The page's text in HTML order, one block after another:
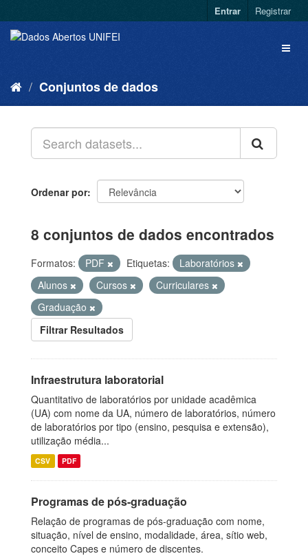
Entrar Registrar
Conjuntos de dados
Ordenar por
8 conjuntos de dados encontrados
Formatos: PDF Etiquetas:
Laboratórios
Alunos
Cursos
Curriculares
Graduação
Filtrar Resultados
Infraestrutura laboratorial
Quantitativo de laboratórios por unidade acadêmica
(UA) com nome da UA, número de laboratórios, número
de laboratórios por tipo (ensino, pesquisa e extensão),
utilização média...
CSV PDF
Programas de pós-graduação
Relação de programas de pós-graduação com nome,
situação, nível de ensino, modalidade, área, sítio web,
conceito Capes e número de discentes.